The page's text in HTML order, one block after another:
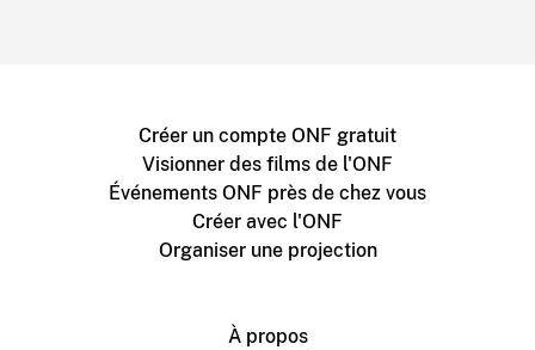
Créer un compte ONF gratuit
Visionner des films de l'ONF
Événements ONF près de chez vous
Créer avec l'ONF
Organiser une projection
À propos